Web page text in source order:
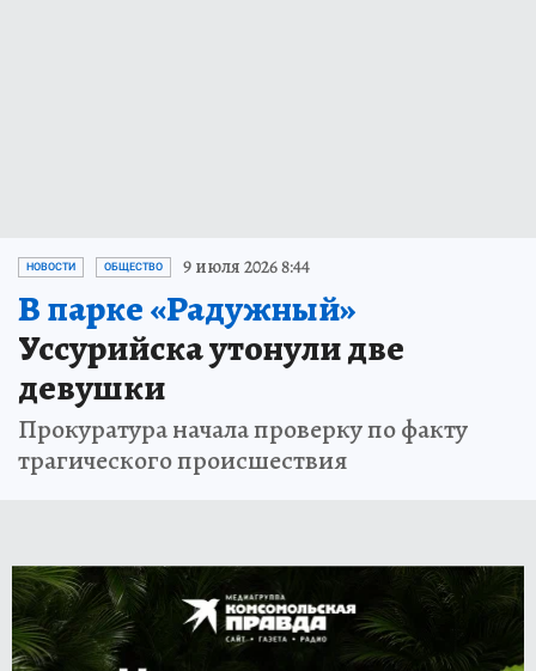
НОВОСТИ ОБЩЕСТВО 9 июля 2026 8:44
В парке «Радужный»
Уссурийска утонули две
девушки
Прокуратура начала проверку по факту
трагического происшествия